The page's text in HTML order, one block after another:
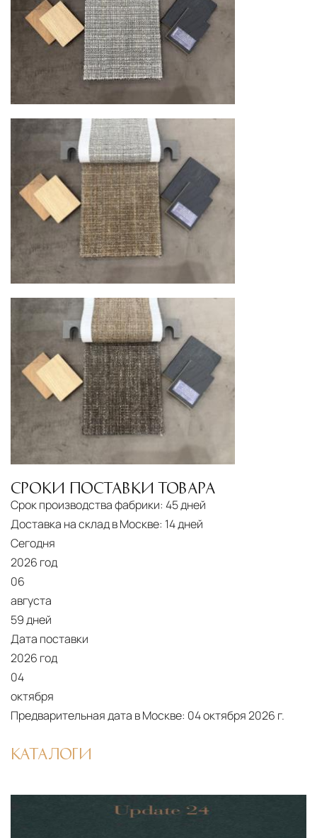
СРОКИ ПОСТАВКИ ТОВАРА
Срок производства фабрики: 45 дней
Доставка на склад в Москве: 14 дней
Сегодня
2026 год
06
августа
59 дней
Дата поставки
2026 год
04
октября
Предварительная дата в Москве: 04 октября 2026 г.
КАТАЛОГИ